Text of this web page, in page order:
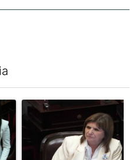
el título "Encuesta, mientras el
Un artículo de tendencia